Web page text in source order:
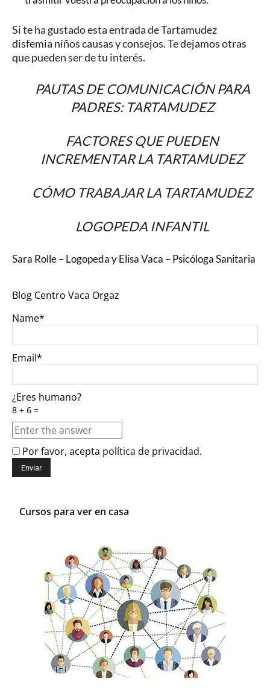
Si te ha gustado esta entrada de Tartamudez
disfemia niños causas y consejos. Te dejamos otras
que pueden ser de tu interés.
PAUTAS DE COMUNICACIÓN PARA
PADRES: TARTAMUDEZ
FACTORES QUE PUEDEN
INCREMENTAR LA TARTAMUDEZ
CÓMO TRABAJAR LA TARTAMUDEZ
LOGOPEDA INFANTIL
Sara Rolle – Logopeda y Elisa Vaca – Psicóloga Sanitaria
Blog Centro Vaca Orgaz
Name*
Email*
¿Eres humano?
8 + 6 =
Por favor, acepta política de privacidad.
Cursos para ver en casa